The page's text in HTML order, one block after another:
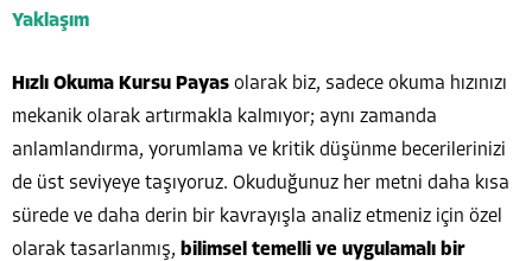
Yaklaşım
Hızlı Okuma Kursu Payas olarak biz, sadece okuma hızınızı
mekanik olarak artırmakla kalmıyor; aynı zamanda
anlamlandırma, yorumlama ve kritik düşünme becerilerinizi
de üst seviyeye taşıyoruz. Okuduğunuz her metni daha kısa
sürede ve daha derin bir kavrayışla analiz etmeniz için özel
olarak tasarlanmış, bilimsel temelli ve uygulamalı bir